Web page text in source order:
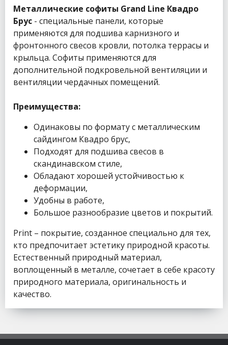
Металлические софиты Grand Line Квадро
Брус - специальные панели, которые
применяются для подшива карнизного и
фронтонного свесов кровли, потолка террасы и
крыльца. Софиты применяются для
дополнительной подкровельной вентиляции и
вентиляции чердачных помещений.
Преимущества:
Одинаковы по формату с металлическим
сайдингом Квадро брус,
Подходят для подшива свесов в
скандинавском стиле,
Обладают хорошей устойчивостью к
деформации,
Удобны в работе,
Большое разнообразие цветов и покрытий.
Print – покрытие, созданное специально для тех,
кто предпочитает эстетику природной красоты.
Естественный природный материал,
воплощенный в металле, сочетает в себе красоту
природного материала, оригинальность и
качество.